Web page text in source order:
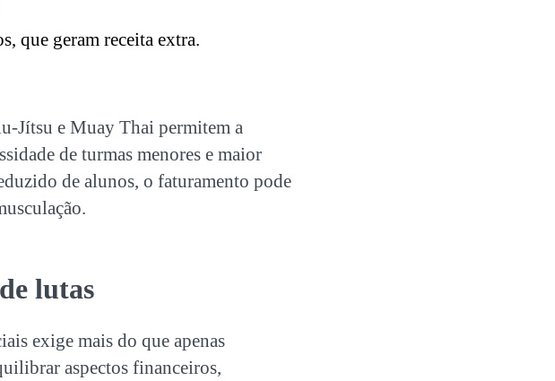
que geram receita extra.
Jítsu e Muay Thai permitem a
de turmas menores e maior
de alunos, o faturamento pode
lutas
exige mais do que apenas
aspectos financeiros,